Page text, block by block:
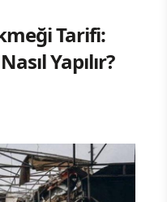
Tarifi:
Yapılır?